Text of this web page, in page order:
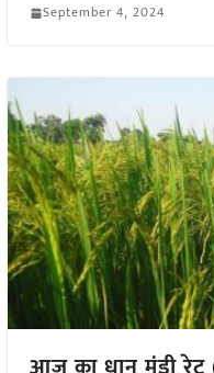
September 4, 2024